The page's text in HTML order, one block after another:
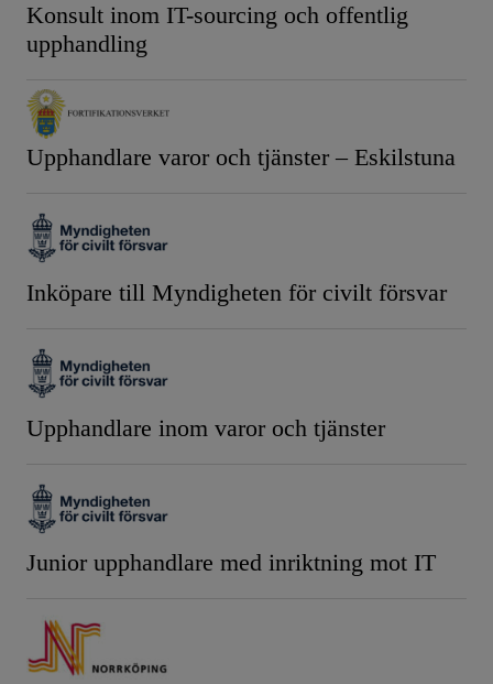
Konsult inom IT-sourcing och offentlig
upphandling
Upphandlare varor och tjänster – Eskilstuna
Inköpare till Myndigheten för civilt försvar
Upphandlare inom varor och tjänster
Junior upphandlare med inriktning mot IT